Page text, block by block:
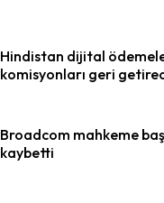
Hindistan dijital
komisyonları geri
Broadcom mahkeme
kaybetti